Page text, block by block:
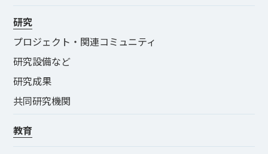
研究
プロジェクト・関連コミュニティ
研究設備など
研究成果
共同研究機関
教育